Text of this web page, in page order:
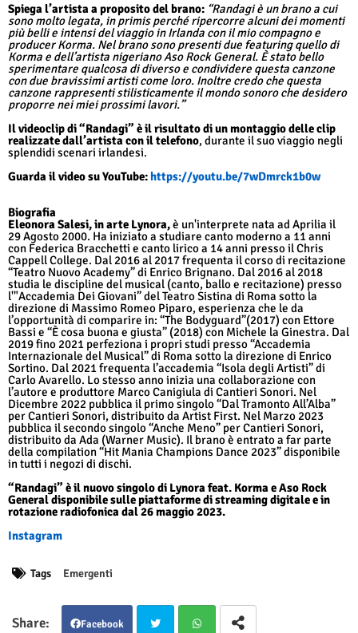
Spiega l’artista a proposito del brano: “Randagi è un brano a cui
sono molto legata, in primis perché ripercorre alcuni dei momenti
più belli e intensi del viaggio in Irlanda con il mio compagno e
producer Korma. Nel brano sono presenti due featuring quello di
Korma e dell’artista nigeriano Aso Rock General. È stato bello
sperimentare qualcosa di diverso e condividere questa canzone
con due bravissimi artisti come loro. Inoltre credo che questa
canzone rappresenti stilisticamente il mondo sonoro che desidero
proporre nei miei prossimi lavori.”
Il videoclip di “Randagi” è il risultato di un montaggio delle clip
realizzate dall’artista con il telefono, durante il suo viaggio negli
splendidi scenari irlandesi.
Guarda il video su YouTube:https://youtu.be/7wDmrck1b0w
Biografia
Eleonora Salesi, in arte Lynora,è un'interprete nata ad Aprilia il
29 Agosto 2000. Ha iniziato a studiare canto moderno a 11 anni
con Federica Bracchetti e canto lirico a 14 anni presso il Chris
Cappell College. Dal 2016 al 2017 frequenta il corso di recitazione
“Teatro Nuovo Academy” di Enrico Brignano. Dal 2016 al 2018
studia le discipline del musical (canto, ballo e recitazione) presso
l'"Accademia Dei Giovani” del Teatro Sistina di Roma sotto la
direzione di Massimo Romeo Piparo, esperienza che le da
l’opportunità di comparire in: “The Bodyguard”(2017) con Ettore
Bassi e “È cosa buona e giusta” (2018) con Michele la Ginestra. Dal
2019 fino 2021 perfeziona i propri studi presso “Accademia
Internazionale del Musical” di Roma sotto la direzione di Enrico
Sortino. Dal 2021 frequenta l’accademia “Isola degli Artisti” di
Carlo Avarello. Lo stesso anno inizia una collaborazione con
l’autore e produttore Marco Canigiula di Cantieri Sonori. Nel
Dicembre 2022 pubblica il primo singolo “Dal Tramonto All’Alba”
per Cantieri Sonori, distribuito da Artist First. Nel Marzo 2023
pubblica il secondo singolo “Anche Meno” per Cantieri Sonori,
distribuito da Ada (Warner Music). Il brano è entrato a far parte
della compilation “Hit Mania Champions Dance 2023” disponibile
in tutti i negozi di dischi.
“Randagi” è il nuovo singolo di Lynora feat. Korma e Aso Rock
General disponibile sulle piattaforme di streaming digitale e in
rotazione radiofonica dal 26 maggio 2023.
Instagram
Tags Emergenti
Facebook